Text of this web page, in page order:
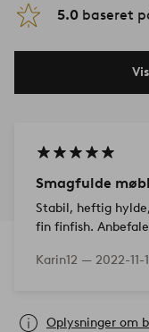
5.0 baseret
Smagfulde
Stabil, heftig
fin finfish.
Karin12 — 2022-11-
Oplysninger om